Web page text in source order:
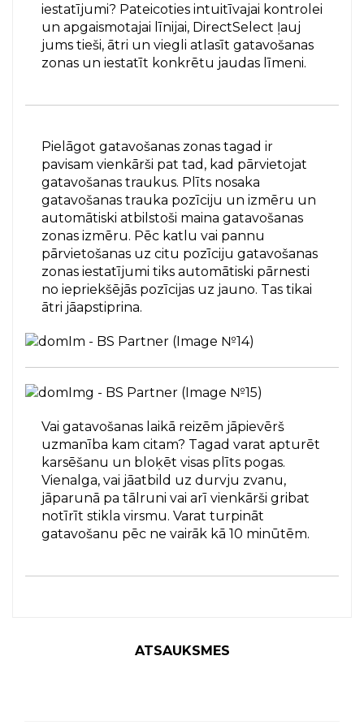
iestatījumi? Pateicoties intuitīvajai kontrolei
un apgaismotajai līnijai, DirectSelect ļauj
jums tieši, ātri un viegli atlasīt gatavošanas
zonas un iestatīt konkrētu jaudas līmeni.
Pielāgot gatavošanas zonas tagad ir
pavisam vienkārši pat tad, kad pārvietojat
gatavošanas traukus. Plīts nosaka
gatavošanas trauka pozīciju un izmēru un
automātiski atbilstoši maina gatavošanas
zonas izmēru. Pēc katlu vai pannu
pārvietošanas uz citu pozīciju gatavošanas
zonas iestatījumi tiks automātiski pārnesti
no iepriekšējās pozīcijas uz jauno. Tas tikai
ātri jāapstiprina.
Vai gatavošanas laikā reizēm jāpievērš
uzmanība kam citam? Tagad varat apturēt
karsēšanu un bloķēt visas plīts pogas.
Vienalga, vai jāatbild uz durvju zvanu,
jāparunā pa tālruni vai arī vienkārši gribat
notīrīt stikla virsmu. Varat turpināt
gatavošanu pēc ne vairāk kā 10 minūtēm.
ATSAUKSMES